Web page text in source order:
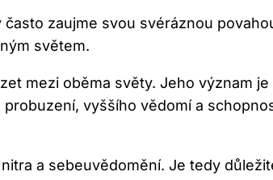
zaujme ⁤svou svéráznou
​světem.
mezi ​oběma světy.‌ Jeho význam je
vyššího vědomí a⁣
⁢a sebeuvědomění. ⁣Je tedy